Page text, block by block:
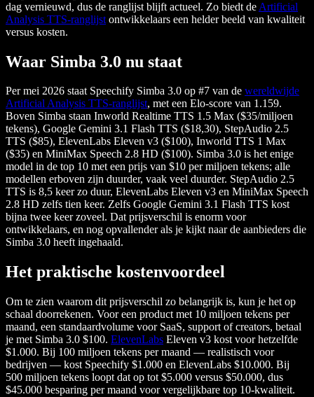
dag vernieuwd, dus de ranglijst blijft actueel. Zo biedt de Artificial
Analysis TTS-ranglijst ontwikkelaars een helder beeld van kwaliteit
versus kosten.
Waar Simba 3.0 nu staat
Per mei 2026 staat Speechify Simba 3.0 op #7 van de wereldwijde
Artificial Analysis TTS-ranglijst, met een Elo-score van 1.159.
Boven Simba staan Inworld Realtime TTS 1.5 Max ($35/miljoen
tekens), Google Gemini 3.1 Flash TTS ($18,30), StepAudio 2.5
TTS ($85), ElevenLabs Eleven v3 ($100), Inworld TTS 1 Max
($35) en MiniMax Speech 2.8 HD ($100). Simba 3.0 is het enige
model in de top 10 met een prijs van $10 per miljoen tekens; alle
modellen erboven zijn duurder, vaak veel duurder. StepAudio 2.5
TTS is 8,5 keer zo duur, ElevenLabs Eleven v3 en MiniMax Speech
2.8 HD zelfs tien keer. Zelfs Google Gemini 3.1 Flash TTS kost
bijna twee keer zoveel. Dat prijsverschil is enorm voor
ontwikkelaars, en nog opvallender als je kijkt naar de aanbieders die
Simba 3.0 heeft ingehaald.
Het praktische kostenvoordeel
Om te zien waarom dit prijsverschil zo belangrijk is, kun je het op
schaal doorrekenen. Voor een product met 10 miljoen tekens per
maand, een standaardvolume voor SaaS, support of creators, betaal
je met Simba 3.0 $100. ElevenLabs Eleven v3 kost voor hetzelfde
$1.000. Bij 100 miljoen tekens per maand — realistisch voor
bedrijven — kost Speechify $1.000 en ElevenLabs $10.000. Bij
500 miljoen tekens loopt dat op tot $5.000 versus $50.000, dus
$45.000 besparing per maand voor vergelijkbare top 10-kwaliteit.